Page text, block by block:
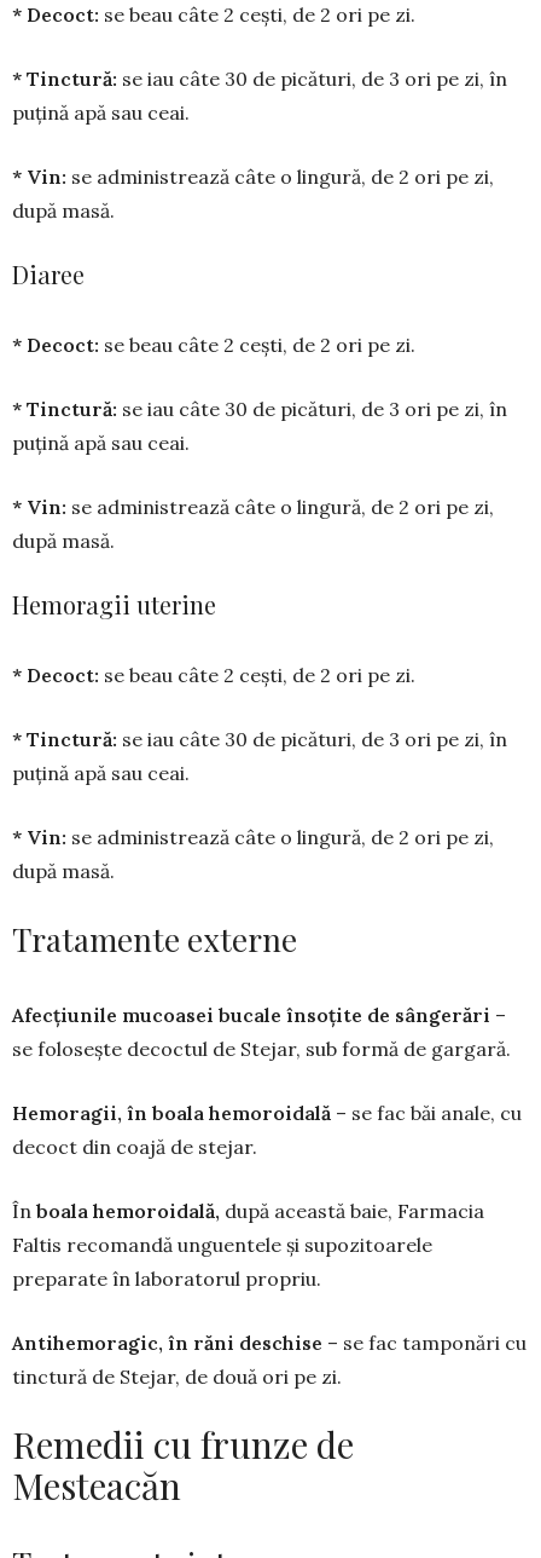
* Decoct: se beau câte 2 cești, de 2 ori pe zi.
* Tinctură: se iau câte 30 de pică­turi, de 3 ori pe zi, în
puțină apă sau ceai.
* Vin: se adminis­trea­ză câte o lingură, de 2 ori pe zi,
după masă.
Diaree
* Decoct: se beau câte 2 cești, de 2 ori pe zi.
* Tinctură: se iau câte 30 de pică­turi, de 3 ori pe zi, în
puțină apă sau ceai.
* Vin: se adminis­trea­ză câte o lingură, de 2 ori pe zi,
după masă.
Hemoragii uterine
* Decoct: se beau câte 2 cești, de 2 ori pe zi.
* Tinctură: se iau câte 30 de pică­turi, de 3 ori pe zi, în
puțină apă sau ceai.
* Vin: se adminis­trea­ză câte o lingură, de 2 ori pe zi,
după masă.
Tratamente externe
Afecțiunile mucoasei bucale însoțite de sângerări –
se folosește decoctul de Stejar, sub for­mă de gargară.
Hemoragii, în boala hemoroidală – se fac băi anale, cu
decoct din coajă de stejar.
În boala hemoroidală, după a­ceastă baie, Farmacia
Faltis re­co­mandă unguentele și supozitoa­rele
preparate în laboratorul pro­priu.
Antihemoragic, în răni des­chise – se fac tamponări cu
tinc­tură de Stejar, de două ori pe zi.
Remedii cu frunze de
Mesteacăn